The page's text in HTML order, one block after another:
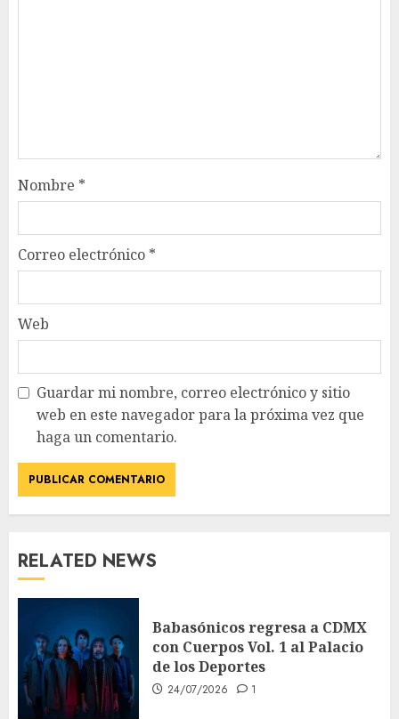
Nombre *
Correo electrónico *
Web
Guardar mi nombre, correo electrónico y sitio
web en este navegador para la próxima vez que
haga un comentario.
RELATED NEWS
Babasónicos regresa a CDMX
con Cuerpos Vol. 1 al Palacio
de los Deportes
24/07/2026 1